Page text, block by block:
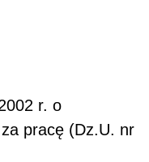
r. o
pracę (Dz.U. nr